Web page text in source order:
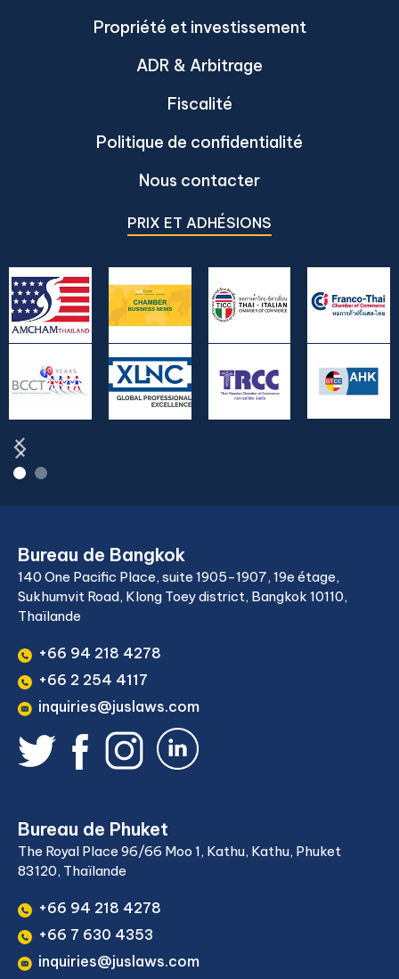
Propriété et investissement
ADR & Arbitrage
Fiscalité
Politique de confidentialité
Nous contacter
PRIX ET ADHÉSIONS
Bureau de Bangkok
140 One Pacific Place, suite 1905-1907, 19e étage,
Sukhumvit Road, Klong Toey district, Bangkok 10110,
Thaïlande
+66 94 218 4278
+66 2 254 4117
inquiries@juslaws.com
Bureau de Phuket
The Royal Place 96/66 Moo 1, Kathu, Kathu, Phuket
83120, Thaïlande
+66 94 218 4278
+66 7 630 4353
inquiries@juslaws.com